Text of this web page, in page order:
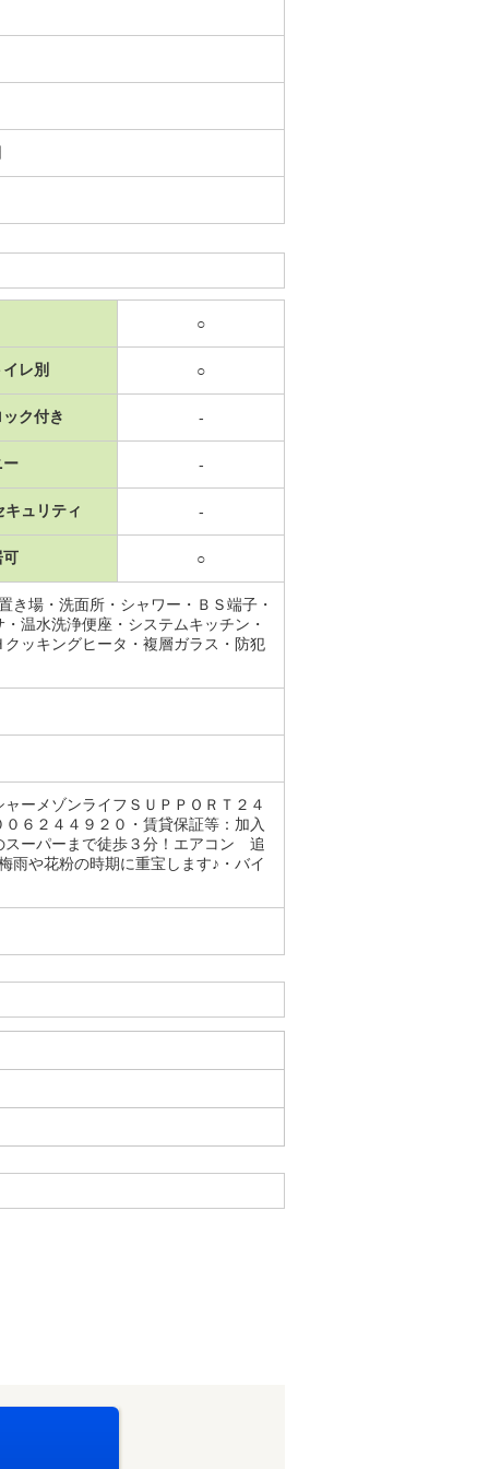
○
レ別 ○
ク付き -
ー -
キュリティ -
可 ○
き場・洗面所・シャワー・ＢＳ端子・
温水洗浄便座・システムキッチン・
ッキングヒータ・複層ガラス・防犯
ーメゾンライフＳＵＰＰＯＲＴ２４
６２４４９２０・賃貸保証等：加入
スーパーまで徒歩３分！エアコン 追
や花粉の時期に重宝します♪・バイ